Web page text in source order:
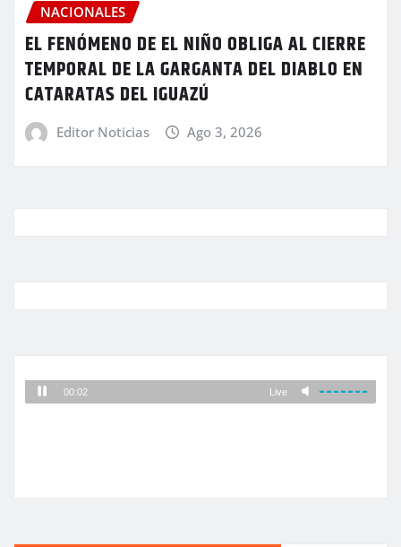
NACIONALES
EL FENÓMENO DE EL NIÑO OBLIGA AL CIERRE
TEMPORAL DE LA GARGANTA DEL DIABLO EN
CATARATAS DEL IGUAZÚ
Editor Noticias Ago 3, 2026